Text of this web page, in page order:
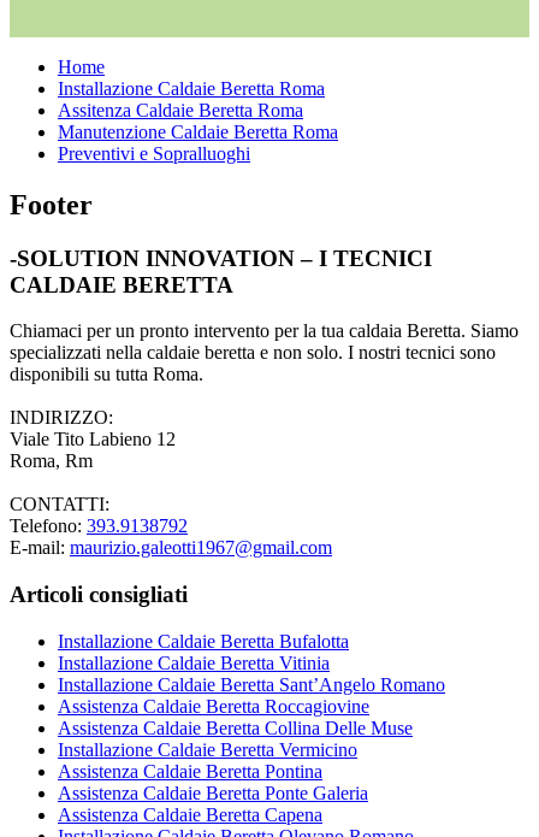
Home
Installazione Caldaie Beretta Roma
Assitenza Caldaie Beretta Roma
Manutenzione Caldaie Beretta Roma
Preventivi e Sopralluoghi
Footer
-SOLUTION INNOVATION – I TECNICI
CALDAIE BERETTA
Chiamaci per un pronto intervento per la tua caldaia Beretta. Siamo
specializzati nella caldaie beretta e non solo. I nostri tecnici sono
disponibili su tutta Roma.
INDIRIZZO:
Viale Tito Labieno 12
Roma, Rm
CONTATTI:
Telefono: 393.9138792
E-mail: maurizio.galeotti1967@gmail.com
Articoli consigliati
Installazione Caldaie Beretta Bufalotta
Installazione Caldaie Beretta Vitinia
Installazione Caldaie Beretta Sant’Angelo Romano
Assistenza Caldaie Beretta Roccagiovine
Assistenza Caldaie Beretta Collina Delle Muse
Installazione Caldaie Beretta Vermicino
Assistenza Caldaie Beretta Pontina
Assistenza Caldaie Beretta Ponte Galeria
Assistenza Caldaie Beretta Capena